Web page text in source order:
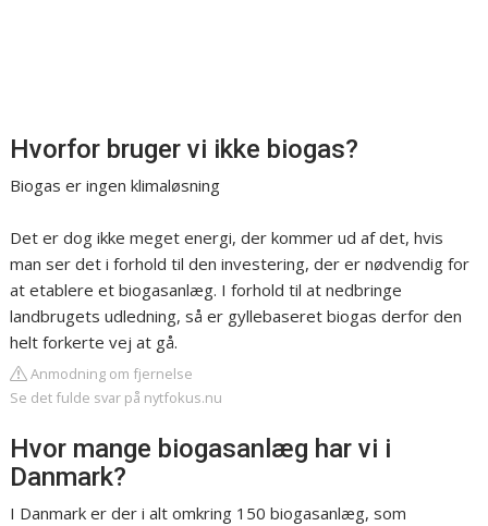
Hvorfor bruger vi ikke biogas?
Biogas er ingen klimaløsning
Det er dog ikke meget energi, der kommer ud af det, hvis
man ser det i forhold til den investering, der er nødvendig for
at etablere et biogasanlæg. I forhold til at nedbringe
landbrugets udledning, så er gyllebaseret biogas derfor den
helt forkerte vej at gå.
Anmodning om fjernelse
Se det fulde svar på nytfokus.nu
Hvor mange biogasanlæg har vi i
Danmark?
I Danmark er der i alt omkring 150 biogasanlæg, som